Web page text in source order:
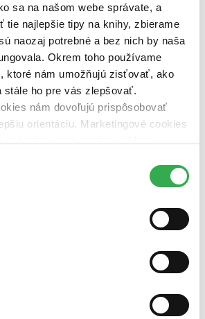
sa na našom webe správate, a
tie najlepšie tipy na knihy, zbierame
naozaj potrebné a bez nich by naša
Okrem toho používame
ktoré nám umožňujú zisťovať, ako
stále ho pre vás zlepšovať.
nám dovoľujú prispôsobovať
orientáciu. Marketingové cookies
sme mohli používať všetky tieto
vypredaných) (0 titulov)dostupná (bez
nová
čítaná
stav (0 titulov)čítaná - výborný stav
opotrebovaná (0 titulov)
čítaná - mierne
kníh (0 titulov)čítané verzie